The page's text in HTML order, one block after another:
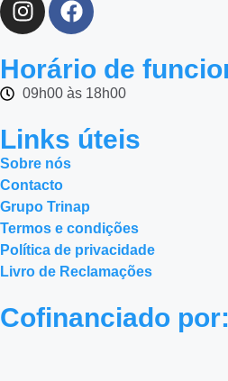
Horário de
09h00 às 18h00
Links úteis
Sobre nós
Contacto
Grupo Trinap
Termos e condições
Política de privacidade
Livro de Reclamações
Cofinanciado por: